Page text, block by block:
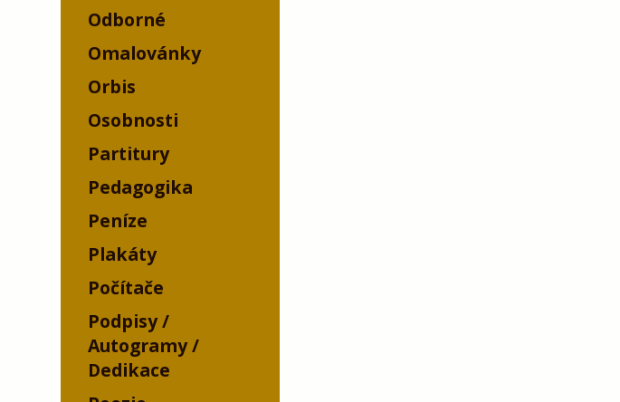
Odborné
Omalovánky
Orbis
Osobnosti
Partitury
Pedagogika
Peníze
Plakáty
Počítače
Podpisy /
Autogramy /
Dedikace